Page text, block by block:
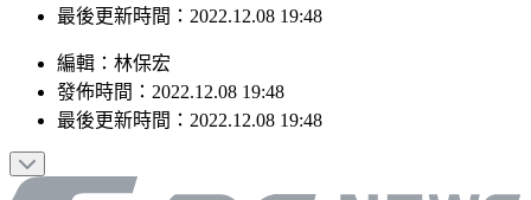
最後更新時間：2022.12.08 19:48
編輯 ： 林保宏
發佈時間： 2022.12.08 19:48
最後更新時間： 2022.12.08 19:48